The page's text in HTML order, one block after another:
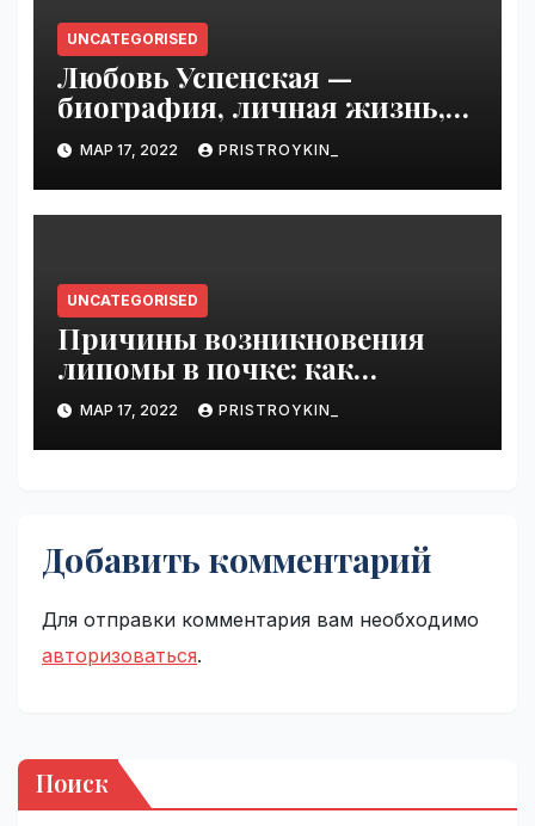
UNCATEGORISED
Любовь Успенская —
биография, личная жизнь,
достижения
МАР 17, 2022 PRISTROYKIN_
UNCATEGORISED
Причины возникновения
липомы в почке: как
справиться с болезнью
МАР 17, 2022 PRISTROYKIN_
Добавить комментарий
Для отправки комментария вам необходимо
авторизоваться.
Поиск